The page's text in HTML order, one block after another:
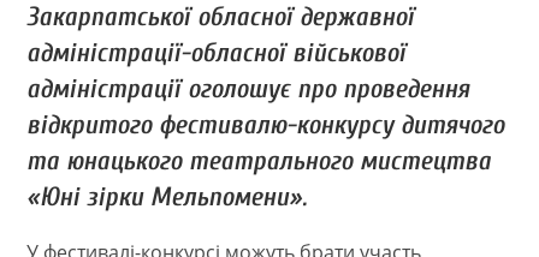
Закарпатської обласної державної
адміністрації-обласної військової
адміністрації оголошує про проведення
відкритого фестивалю-конкурсу дитячого
та юнацького театрального мистецтва
«Юні зірки Мельпомени».